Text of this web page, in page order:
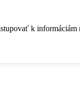
k informáciám